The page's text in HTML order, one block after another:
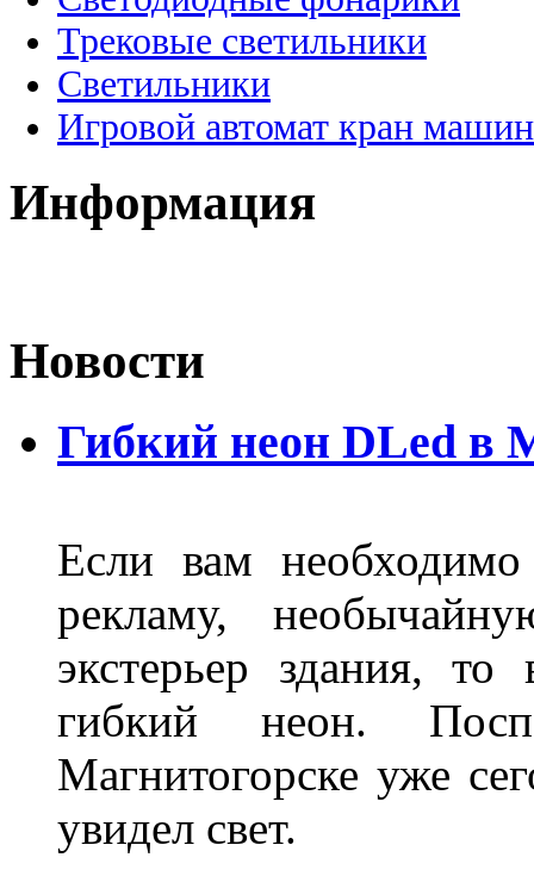
Трековые светильники
Светильники
Игровой автомат кран
Информация
Новости
Гибкий неон DLed в
Если вам
рекламу,
экстерьер здания,
гибкий неон.
Магнитогорске уже
увидел свет.